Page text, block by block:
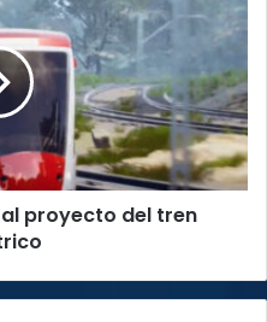
al proyecto del tren